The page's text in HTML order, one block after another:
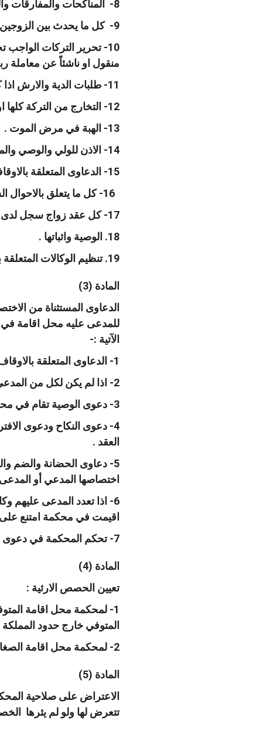
8- المناكحات والمفارقات والمهر والجهاز وما يدفع على حساب المهر والنفقة والنسب والحضانة .
9- كل ما يحدث بين الزوجين ويكون مصدره عقد الزواج .
10- تحرير التركات الواجب
منقول او ناشئاً عن معاملة
11- طلبات الدية والارش اذا كان الفريقان مسلمين وكذلك اذا كان احدهما غير مسلم ورضيا أن يكون حق القضاء في ذلك للمحاكم الشرعية .
12- التخارج من التركة كلها او بعضها في الاموال المنقولة وغير المنقولة .
13- الهبة في مرض الموت .
14- الاذن للولي والوصي والمتولي والقيم ومحاسبتهم والحكم بنتائج هذه المحاسبة .
15- الدعاوى المتعلقة بالاوقاف الاسلامية المسجلة لدى المحاكم الشرعية اذا كان الواقف غير مسلم واتفق الفرقاء على ذلك .
17- كل عقد زواج سجل لدى المحاكم الشرعية او احد مأذونيها وما ينشأ عنه .
18. الوصية واثباتها .
19. تنظيم الوكالات المتعلقة باعمال المحاكم الشرعية .
المادة (3)
الدعاوى المستثناة من
للمدعى عليه محل اقامة في
الآتية :-
1- الدعاوى المتعلقة بالاوقاف غير المنقولة ترى في محكمة المحل الموجود فيه ذلك الوقف .
2- اذا لم يكن لكل من المدعي والمدعى عليه محل إقامة في المملكة كان الاختصاص لمحكمة عمان.
3- دعوى الوصية تقام في محكمة اقامة المتوفي او في محل وجود التركة .
4- دعوى النكاح ودعوى
العقد .
5- دعاوى الحضانة والضم
اختصاصها المدعي أو
6- اذا تعدد المدعى عليهم
اقيمت في محكمة امتنع على
7- تحكم المحكمة في دعوى الدفع بناء على طلب الدافع .
المادة (4)
تعيين الحصص الارثية :
1- لمحكمة محل اقامة
المتوفي خارج حدود المملكة
2- لمحكمة محل اقامة الصغار وفاقدي الاهليه تعيين الاوصياء والقوام وللمحكمة التي في منطقتها العقار اعطاء الاذن لهم .
المادة (5)
الاعتراض على صلاحية
تتعرض لها ولو لم يثرها